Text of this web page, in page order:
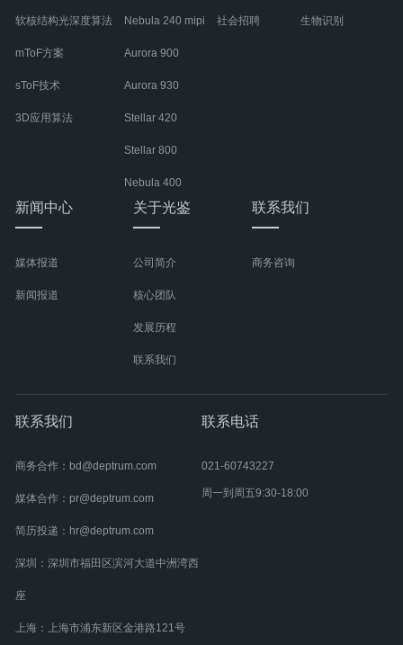
软核结构光深度算法
mToF方案
sToF技术
3D应用算法
Nebula 240 mipi
Aurora 900
Aurora 930
Stellar 420
Stellar 800
Nebula 400
社会招聘 生物识别
新闻中心
媒体报道
新闻报道
关于光鉴
公司简介
核心团队
发展历程
联系我们
联系我们
商务咨询
联系我们
商务合作：bd@deptrum.com
媒体合作：pr@deptrum.com
简历投递：hr@deptrum.com
深圳：深圳市福田区滨河大道中洲湾西
座
上海：上海市浦东新区金港路121号
联系电话
021-60743227
周一到周五9:30-18:00